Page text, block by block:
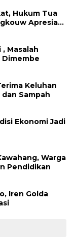
Hukum Tua
Apresiasi
Masalah
Keluhan
Sampah
Ekonomi Jadi
Warga
Pendidikan
Iren Golda